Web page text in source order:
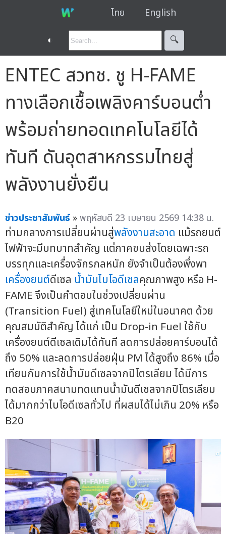
ไทย English
◐ 🔍︎
ENTEC สวทช. ชู H-FAME
ทางเลือกเชื้อเพลิงคาร์บอนต่ำ
พร้อมถ่ายทอดเทคโนโลยีได้
ทันที ดันอุตสาหกรรมไทยสู่
พลังงานยั่งยืน
ข่าวประชาสัมพันธ์ »พฤหัสบดี 23 เมษายน 2569 14:38 น.
ท่ามกลางการเปลี่ยนผ่านสู่พลังงานสะอาด แม้รถยนต์
ไฟฟ้าจะมีบทบาทสำคัญ แต่ภาคขนส่งโดยเฉพาะรถ
บรรทุกและเครื่องจักรกลหนัก ยังจำเป็นต้องพึ่งพา
เครื่องยนต์ดีเซล น้ำมันไบโอดีเซลคุณภาพสูง หรือ H-
FAME จึงเป็นคำตอบในช่วงเปลี่ยนผ่าน
(Transition Fuel) สู่เทคโนโลยีใหม่ในอนาคต ด้วย
คุณสมบัติสำคัญ ได้แก่ เป็น Drop-in Fuel ใช้กับ
เครื่องยนต์ดีเซลเดิมได้ทันที ลดการปล่อยคาร์บอนได้
ถึง 50% และลดการปล่อยฝุ่น PM ได้สูงถึง 86% เมื่อ
เทียบกับการใช้น้ำมันดีเซลจากปิโตรเลียม ได้มีการ
ทดสอบภาคสนามทดแทนน้ำมันดีเซลจากปิโตรเลียม
ได้มากกว่าไบโอดีเซลทั่วไป ที่ผสมได้ไม่เกิน 20% หรือ
B20